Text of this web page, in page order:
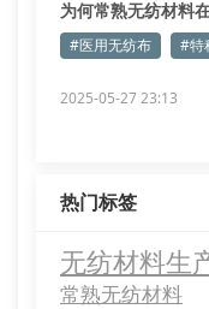
为何常熟无纺材料
#医用无纺布 #特
2025-05-27 23:13
热门标签
无纺材料生
常熟无纺材料